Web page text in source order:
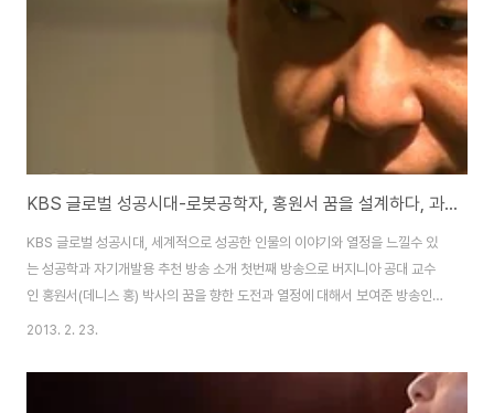
KBS 글로벌 성공시대-로봇공학자, 홍원서 꿈을 설계하다, 과학자의 꿈을 이룬 성공스토리에 대한 추천 방송
KBS 글로벌 성공시대, 세계적으로 성공한 인물의 이야기와 열정을 느낄수 있
는 성공학과 자기개발용 추천 방송 소개 첫번째 방송으로 버지니아 공대 교수
인 홍원서(데니스 홍) 박사의 꿈을 향한 도전과 열정에 대해서 보여준 방송인
데, 꽤 젊은분인지.. 동안인지 찾아보니 이제 나이가 42세로 상당히 젊은 분인
즈를 보고나서 한번도 그 꿈이 바뀌지 않고, 지금에 이르렀다고 합니다. 홍원서
씨의 개인의 열정이나 가치관뿐만이 아니라, 가정교육이나 대학교육 등 배울점
2013. 2. 23.